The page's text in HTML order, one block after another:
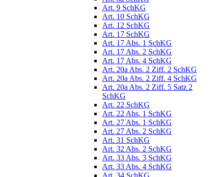
Art. 9 SchKG
Art. 10 SchKG
Art. 12 SchKG
Art. 17 SchKG
Art. 17 Abs. 1 SchKG
Art. 17 Abs. 2 SchKG
Art. 17 Abs. 4 SchKG
Art. 20a Abs. 2 Ziff. 2 SchKG
Art. 20a Abs. 2 Ziff. 4 SchKG
Art. 20a Abs. 2 Ziff. 5 Satz 2
SchKG
Art. 22 SchKG
Art. 22 Abs. 1 SchKG
Art. 27 Abs. 1 SchKG
Art. 27 Abs. 2 SchKG
Art. 31 SchKG
Art. 32 Abs. 2 SchKG
Art. 33 Abs. 3 SchKG
Art. 33 Abs. 4 SchKG
Art. 34 SchKG